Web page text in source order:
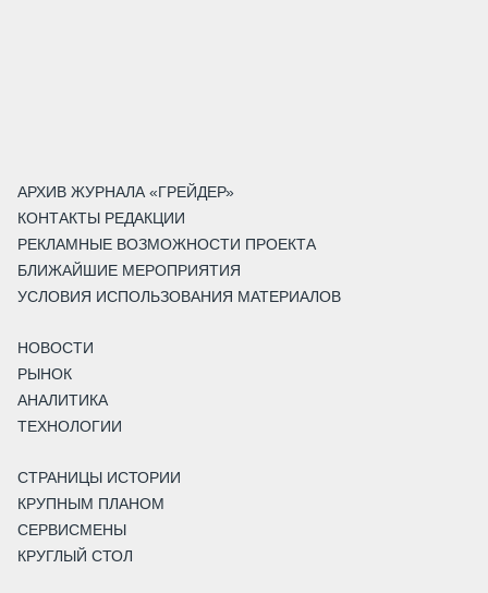
АРХИВ ЖУРНАЛА «ГРЕЙДЕР»
КОНТАКТЫ РЕДАКЦИИ
РЕКЛАМНЫЕ ВОЗМОЖНОСТИ ПРОЕКТА
БЛИЖАЙШИЕ МЕРОПРИЯТИЯ
УСЛОВИЯ ИСПОЛЬЗОВАНИЯ МАТЕРИАЛОВ
НОВОСТИ
РЫНОК
АНАЛИТИКА
ТЕХНОЛОГИИ
СТРАНИЦЫ ИСТОРИИ
КРУПНЫМ ПЛАНОМ
СЕРВИСМЕНЫ
КРУГЛЫЙ СТОЛ